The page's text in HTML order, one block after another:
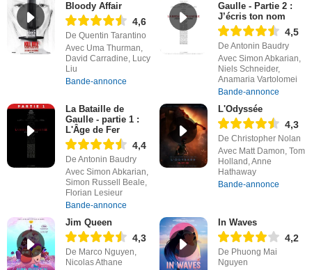
Bloody Affair
4,6
De Quentin Tarantino
Avec Uma Thurman,
David Carradine, Lucy
Liu
Bande-annonce
Gaulle - Partie 2 :
J’écris ton nom
4,5
De Antonin Baudry
Avec Simon Abkarian,
Niels Schneider,
Anamaria Vartolomei
Bande-annonce
La Bataille de
Gaulle - partie 1 :
L'Âge de Fer
4,4
De Antonin Baudry
Avec Simon Abkarian,
Simon Russell Beale,
Florian Lesieur
Bande-annonce
L'Odyssée
4,3
De Christopher Nolan
Avec Matt Damon, Tom
Holland, Anne
Hathaway
Bande-annonce
Jim Queen
4,3
De Marco Nguyen,
Nicolas Athane
In Waves
4,2
De Phuong Mai
Nguyen